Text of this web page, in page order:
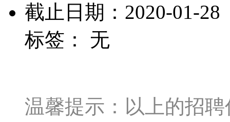
截止日期：2020-01-28
标签： 无
温馨提示：以上的招